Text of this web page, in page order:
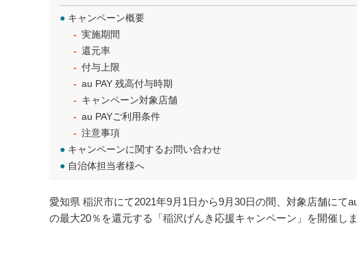
● キャンペーン概要
実施期間
還元率
付与上限
au PAY 残高付与時期
キャンペーン対象店舗
au PAYご利用条件
注意事項
● キャンペーンに関するお問い合わせ
● 自治体担当者様へ
愛知県 稲沢市にて2021年9月1日から9月30日の間、対象店舗にて
の最大20％を還元する「稲沢げんき応援キャンペーン」を開催しま